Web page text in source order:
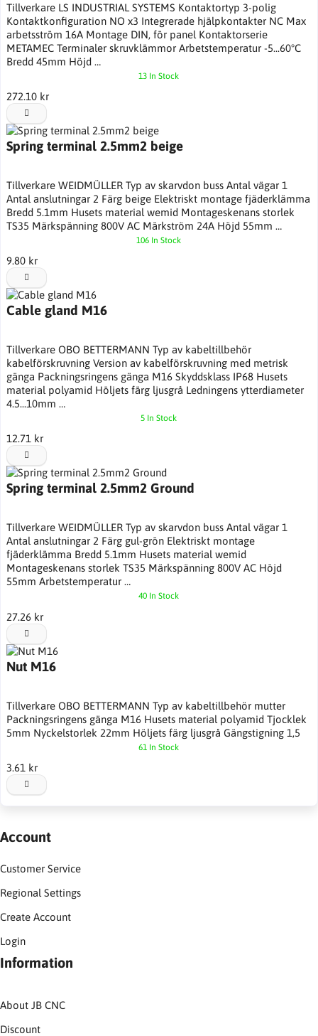
Tillverkare LS INDUSTRIAL SYSTEMS Kontaktortyp 3-polig
Kontaktkonfiguration NO x3 Integrerade hjälpkontakter NC Max
arbetsström 16A Montage DIN, för panel Kontaktorserie
METAMEC Terminaler skruvklämmor Arbetstemperatur -5...60°C
Bredd 45mm Höjd …
13 In Stock
272.10 kr
Spring terminal 2.5mm2 beige
Tillverkare WEIDMÜLLER Typ av skarvdon buss Antal vägar 1
Antal anslutningar 2 Färg beige Elektriskt montage fjäderklämma
Bredd 5.1mm Husets material wemid Montageskenans storlek
TS35 Märkspänning 800V AC Märkström 24A Höjd 55mm …
106 In Stock
9.80 kr
Cable gland M16
Tillverkare OBO BETTERMANN Typ av kabeltillbehör
kabelförskruvning Version av kabelförskruvning med metrisk
gänga Packningsringens gänga M16 Skyddsklass IP68 Husets
material polyamid Höljets färg ljusgrå Ledningens ytterdiameter
4.5...10mm …
5 In Stock
12.71 kr
Spring terminal 2.5mm2 Ground
Tillverkare WEIDMÜLLER Typ av skarvdon buss Antal vägar 1
Antal anslutningar 2 Färg gul-grön Elektriskt montage
fjäderklämma Bredd 5.1mm Husets material wemid
Montageskenans storlek TS35 Märkspänning 800V AC Höjd
55mm Arbetstemperatur …
40 In Stock
27.26 kr
Nut M16
Tillverkare OBO BETTERMANN Typ av kabeltillbehör mutter
Packningsringens gänga M16 Husets material polyamid Tjocklek
5mm Nyckelstorlek 22mm Höljets färg ljusgrå Gängstigning 1,5
61 In Stock
3.61 kr
Account
Customer Service
Regional Settings
Create Account
Login
Information
About JB CNC
Discount